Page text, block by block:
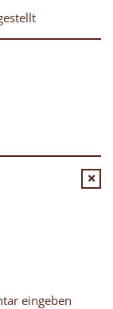
eingeben